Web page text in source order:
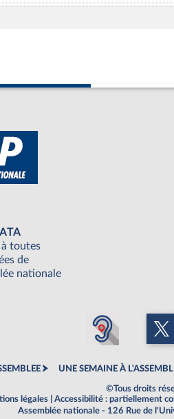
toutes
de
nationale
UNE SEMAINE À
©Tous droits
légales
Accessibilité : partiellement
Assemblée nationale - 126 Rue de